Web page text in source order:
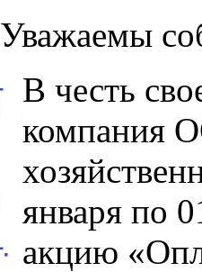
Уважаемы
В честь
компания
января по
акцию